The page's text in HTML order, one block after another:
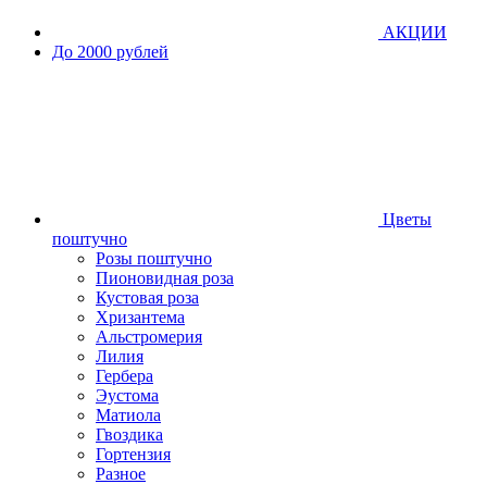
АКЦИИ
До 2000 рублей
Цветы
поштучно
Розы поштучно
Пионовидная роза
Кустовая роза
Хризантема
Альстромерия
Лилия
Гербера
Эустома
Матиола
Гвоздика
Гортензия
Разное